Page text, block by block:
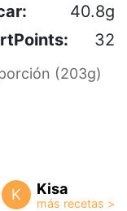
40.8g
32
(203g)
K Kisa